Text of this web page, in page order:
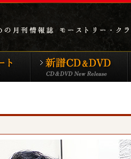
お薦めコンサート